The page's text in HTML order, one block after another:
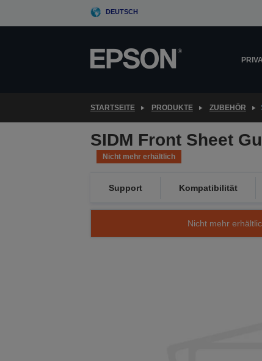
DEUTSCH
STARTSEITE PRODUKTE ZUBEHÖR
SIDM Front Sheet
Nicht mehr erhältlich
Support Kompatibilität
Nicht mehr